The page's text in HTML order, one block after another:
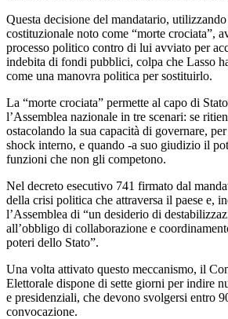
Questa decisione del mandatario,
costituzionale noto come “morte crociata”,
processo politico contro di lui avviato per
indebita di fondi pubblici, colpa che Lasso
come una manovra politica per sostituirlo.
La “morte crociata” permette al capo di
l’Assemblea nazionale in tre scenari: se
ostacolando la sua capacità di governare,
shock interno, e quando -a suo giudizio il
funzioni che non gli competono.
Nel decreto esecutivo 741 firmato dal
della crisi politica che attraversa il paese e,
l’Assemblea di “un desiderio di
all’obbligo di collaborazione e
poteri dello Stato”.
Una volta attivato questo meccanismo, il
Elettorale dispone di sette giorni per indire
e presidenziali, che devono svolgersi entro
convocazione.